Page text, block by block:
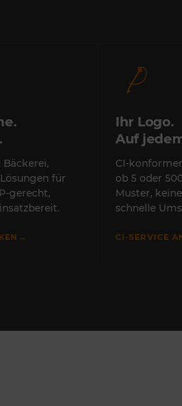
Bäckerei,
für
gerecht,
→
Ihr Logo.
Auf
CI-
ob 5 oder
Muster,
schnelle
CI-SERVICE